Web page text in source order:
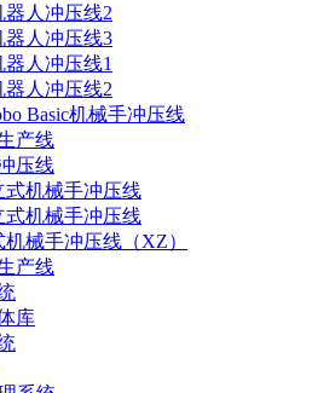
器人冲压线2
器人冲压线3
器人冲压线1
器人冲压线2
Basic机械手冲压线
产线
压线
式机械手冲压线
式机械手冲压线
械手冲压线（XZ）
产线
库